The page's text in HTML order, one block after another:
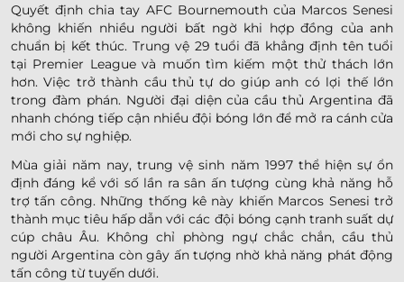
Quyết định chia tay AFC Bournemouth của Marcos Senesi
không khiến nhiều người bất ngờ khi hợp đồng của anh
chuẩn bị kết thúc. Trung vệ 29 tuổi đã khẳng định tên tuổi
tại Premier League và muốn tìm kiếm một thử thách lớn
hơn. Việc trở thành cầu thủ tự do giúp anh có lợi thế lớn
trong đàm phán. Người đại diện của cầu thủ Argentina đã
nhanh chóng tiếp cận nhiều đội bóng lớn để mở ra cánh cửa
mới cho sự nghiệp.
Mùa giải năm nay, trung vệ sinh năm 1997 thể hiện sự ổn
định đáng kể với số lần ra sân ấn tượng cùng khả năng hỗ
trợ tấn công. Những thống kê này khiến Marcos Senesi trở
thành mục tiêu hấp dẫn với các đội bóng cạnh tranh suất dự
cúp châu Âu. Không chỉ phòng ngự chắc chắn, cầu thủ
người Argentina còn gây ấn tượng nhờ khả năng phát động
tấn công từ tuyến dưới.